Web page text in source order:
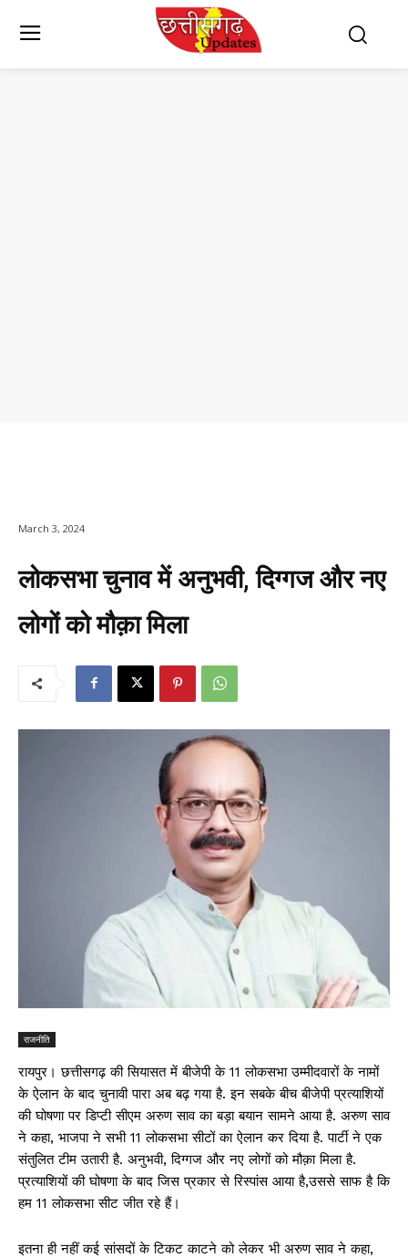
March 3, 2024
लोकसभा चुनाव में अनुभवी, दिग्गज और नए
लोगों को मौक़ा मिला
राजनीति
रायपुर। छत्तीसगढ़ की सियासत में बीजेपी के 11 लोकसभा उम्मीदवारों के नामों
के ऐलान के बाद चुनावी पारा अब बढ़ गया है. इन सबके बीच बीजेपी प्रत्याशियों
की घोषणा पर डिप्टी सीएम अरुण साव का बड़ा बयान सामने आया है. अरुण साव
ने कहा, भाजपा ने सभी 11 लोकसभा सीटों का ऐलान कर दिया है. पार्टी ने एक
संतुलित टीम उतारी है. अनुभवी, दिग्गज और नए लोगों को मौक़ा मिला है.
प्रत्याशियों की घोषणा के बाद जिस प्रकार से रिस्पांस आया है,उससे साफ है कि
हम 11 लोकसभा सीट जीत रहे हैं।
इतना ही नहीं कई सांसदों के टिकट काटने को लेकर भी अरुण साव ने कहा,